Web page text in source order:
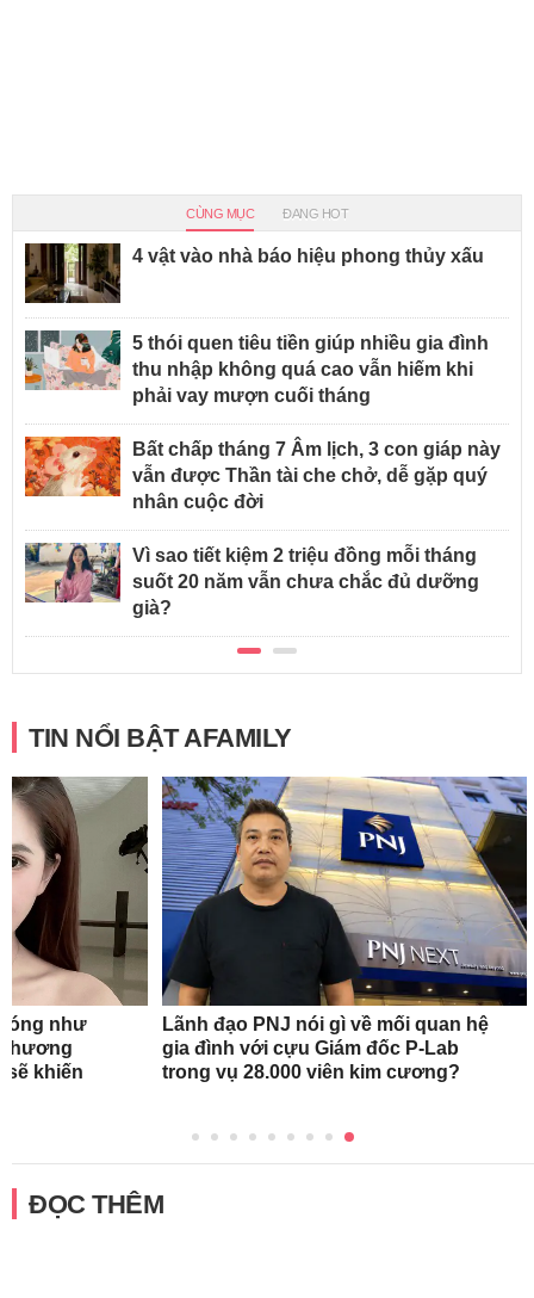
CÙNG MỤC ĐANG HOT
4 vật vào nhà báo hiệu phong thủy xấu
5 thói quen tiêu tiền giúp nhiều gia đình
thu nhập không quá cao vẫn hiếm khi
phải vay mượn cuối tháng
Bất chấp tháng 7 Âm lịch, 3 con giáp này
vẫn được Thần tài che chở, dễ gặp quý
nhân cuộc đời
Vì sao tiết kiệm 2 triệu đồng mỗi tháng
suốt 20 năm vẫn chưa chắc đủ dưỡng
già?
TIN NỔI BẬT AFAMILY
như
hương
sẽ khiến
Lãnh đạo PNJ nói gì về mối quan hệ
gia đình với cựu Giám đốc P-Lab
trong vụ 28.000 viên kim cương?
ĐỌC THÊM